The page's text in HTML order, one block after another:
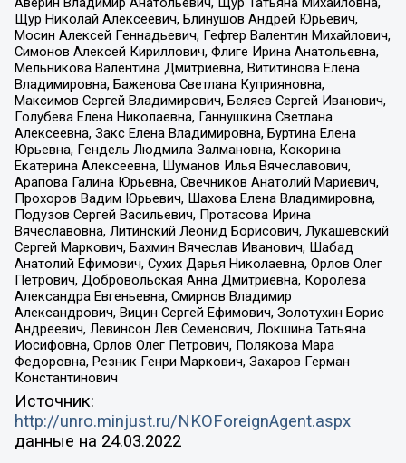
Щур Николай Алексеевич, Блинушов Андрей Юрьевич,
Мосин Алексей Геннадьевич, Гефтер Валентин Михайлович,
Симонов Алексей Кириллович, Флиге Ирина Анатольевна,
Мельникова Валентина Дмитриевна, Вититинова Елена
Владимировна, Баженова Светлана Куприяновна,
Максимов Сергей Владимирович, Беляев Сергей Иванович,
Голубева Елена Николаевна, Ганнушкина Светлана
Алексеевна, Закс Елена Владимировна, Буртина Елена
Юрьевна, Гендель Людмила Залмановна, Кокорина
Екатерина Алексеевна, Шуманов Илья Вячеславович,
Арапова Галина Юрьевна, Свечников Анатолий Мариевич,
Прохоров Вадим Юрьевич, Шахова Елена Владимировна,
Подузов Сергей Васильевич, Протасова Ирина
Вячеславовна, Литинский Леонид Борисович, Лукашевский
Сергей Маркович, Бахмин Вячеслав Иванович, Шабад
Анатолий Ефимович, Сухих Дарья Николаевна, Орлов Олег
Петрович, Добровольская Анна Дмитриевна, Королева
Александра Евгеньевна, Смирнов Владимир
Александрович, Вицин Сергей Ефимович, Золотухин Борис
Андреевич, Левинсон Лев Семенович, Локшина Татьяна
Иосифовна, Орлов Олег Петрович, Полякова Мара
Федоровна, Резник Генри Маркович, Захаров Герман
Константинович
Источник:
http://unro.minjust.ru/NKOForeignAgent.aspx
данные на 24.03.2022